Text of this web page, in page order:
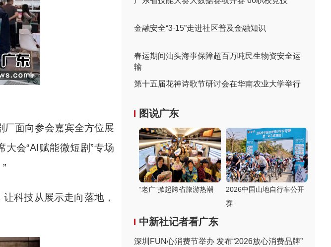
面向参会嘉宾全方位展
会“AI赋能微短剧”专场
科技从展示走向落地，
金融安全“3·15”走进社区普及金融知识
春运期间汕头海事保障超百万吨民生物资安全运
输
第十五届花神诗歌节研讨会在华南农业大学举行
图说广东
“老广”掀起跨省旅游热潮
2026中国山地自行车公开
赛
中新社记者看广东
深圳FUN心消费节举办 发布“2026放心消费品牌”